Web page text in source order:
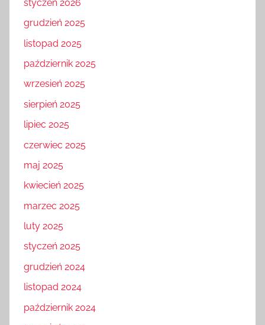
styczeń 2026
grudzień 2025
listopad 2025
październik 2025
wrzesień 2025
sierpień 2025
lipiec 2025
czerwiec 2025
maj 2025
kwiecień 2025
marzec 2025
luty 2025
styczeń 2025
grudzień 2024
listopad 2024
październik 2024